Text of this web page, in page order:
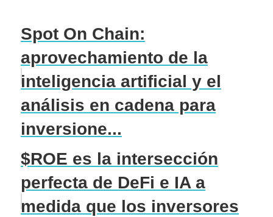
Spot On Chain:
aprovechamiento de la
inteligencia artificial y el
análisis en cadena para
inversione...
$ROE es la intersección
perfecta de DeFi e IA a
medida que los inversores